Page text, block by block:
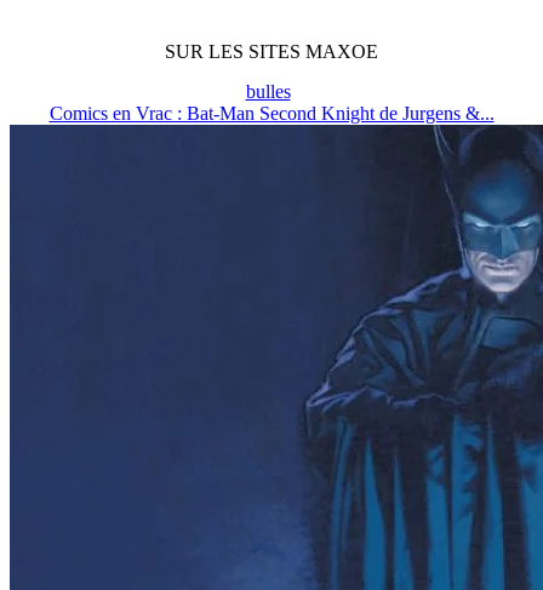
SUR LES SITES MAXOE
bulles
Comics en Vrac : Bat-Man Second Knight de Jurgens &...